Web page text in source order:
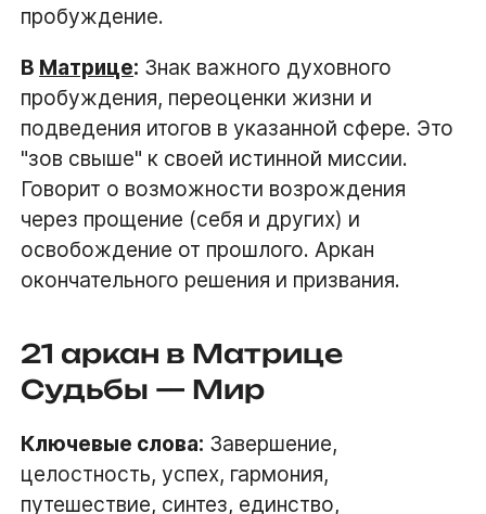
пробуждение.
В Матрице: Знак важного духовного
пробуждения, переоценки жизни и
подведения итогов в указанной сфере. Это
"зов свыше" к своей истинной миссии.
Говорит о возможности возрождения
через прощение (себя и других) и
освобождение от прошлого. Аркан
окончательного решения и призвания.
21 аркан в Матрице
Судьбы — Мир
Ключевые слова: Завершение,
целостность, успех, гармония,
путешествие, синтез, единство,